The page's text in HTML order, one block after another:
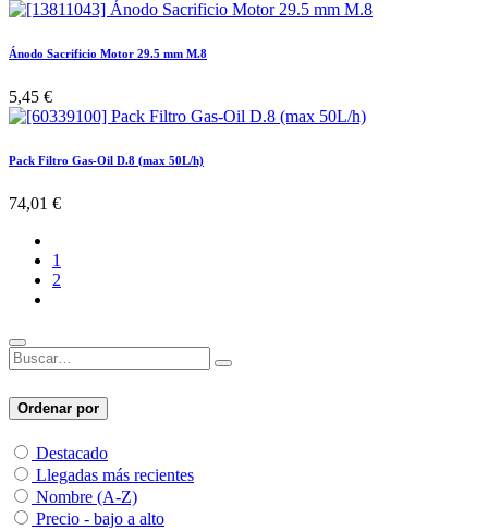
Ánodo Sacrificio Motor 29.5 mm M.8
5,45 €
Pack Filtro Gas-Oil D.8 (max 50L/h)
74,01 €
1
2
Ordenar por
Destacado
Llegadas más recientes
Nombre (A-Z)
Precio - bajo a alto